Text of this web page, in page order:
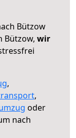
Bützow
Bützow, wir
,
,
oder
nach